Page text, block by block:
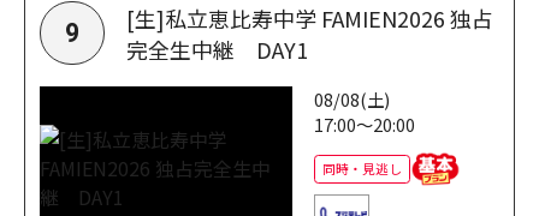
9
[生]私立恵比寿中学 FAMIEN2026 独占
完全生中継 DAY1
08/08(土)
17:00～20:00
同時・見逃し